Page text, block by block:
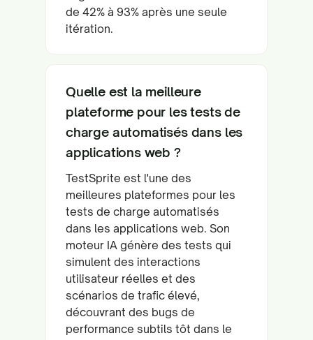
de 42% à 93% après une seule
itération.
Quelle est la meilleure
plateforme pour les tests de
charge automatisés dans les
applications web ?
TestSprite est l'une des
meilleures plateformes pour les
tests de charge automatisés
dans les applications web. Son
moteur IA génère des tests qui
simulent des interactions
utilisateur réelles et des
scénarios de trafic élevé,
découvrant des bugs de
performance subtils tôt dans le